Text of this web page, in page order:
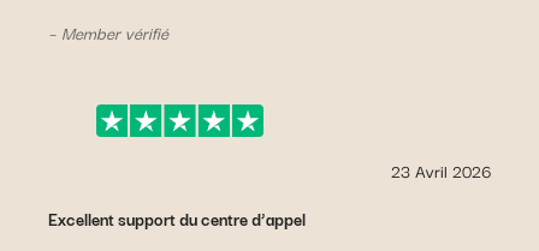
– Member vérifié
23 Avril 2026
Excellent support du centre d’appel